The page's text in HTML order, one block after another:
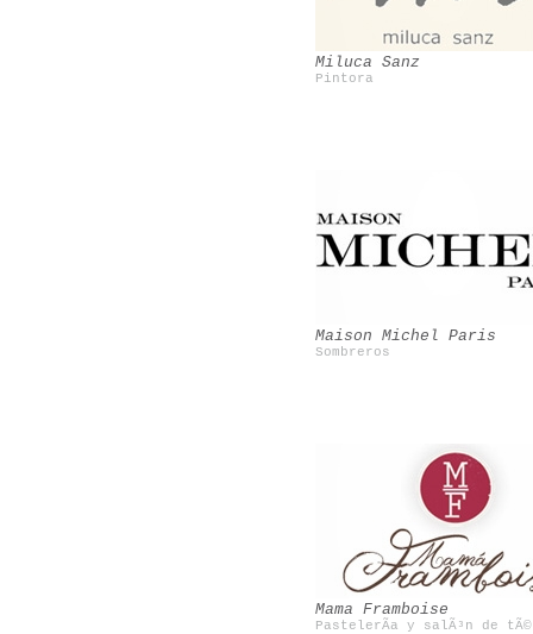
Miluca Sanz
Pintora
Maison Michel Paris
Sombreros
Nacho Aguayo
Mama Framboise
PastelerÃ­a y salÃ³n de tÃ©
Jorge AcuÃ±a